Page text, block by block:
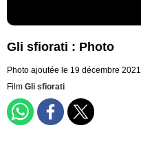
Gli sfiorati : Photo
Photo ajoutée le 19 décembre 2021
Film Gli sfiorati